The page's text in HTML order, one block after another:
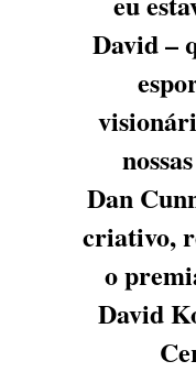
David –
Dan
criativo,
o
David